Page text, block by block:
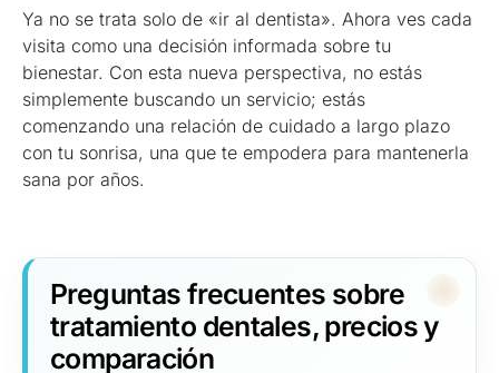
Ya no se trata solo de «ir al dentista». Ahora ves cada
visita como una decisión informada sobre tu
bienestar. Con esta nueva perspectiva, no estás
simplemente buscando un servicio; estás
comenzando una relación de cuidado a largo plazo
con tu sonrisa, una que te empodera para mantenerla
sana por años.
Preguntas frecuentes sobre
tratamiento dentales, precios y
comparación